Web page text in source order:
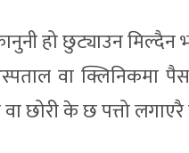
हो छुट्याउन
वा क्लिनिकमा
छोरी के छ पत्तो